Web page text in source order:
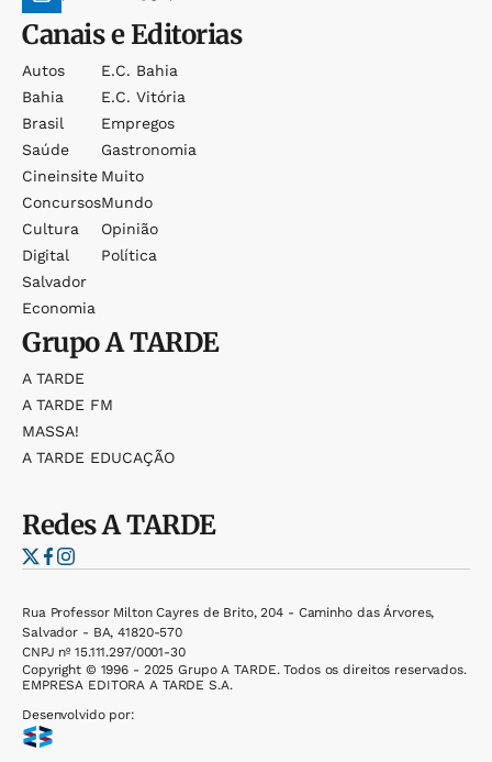
Canais e Editorias
Autos
Bahia
Brasil
Saúde
Cineinsite
Concursos
Cultura
Digital
Salvador
Economia
E.c. Bahia
E.c. Vitória
Empregos
Gastronomia
Muito
Mundo
Opinião
Política
GrupoA TARDE
A TARDE
A TARDE FM
MASSA!
A TARDE EDUCAÇÃO
RedesA TARDE
Rua Professor Milton Cayres de Brito, 204 - Caminho das Árvores,
Salvador - BA, 41820-570
CNPJ nº 15.111.297/0001-30
Copyright © 1996 - 2025 Grupo A TARDE. Todos os direitos reservados.
EMPRESA EDITORA A TARDE S.A.
Desenvolvido por: